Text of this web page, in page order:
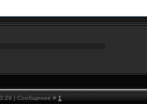
| Сообщение # 1